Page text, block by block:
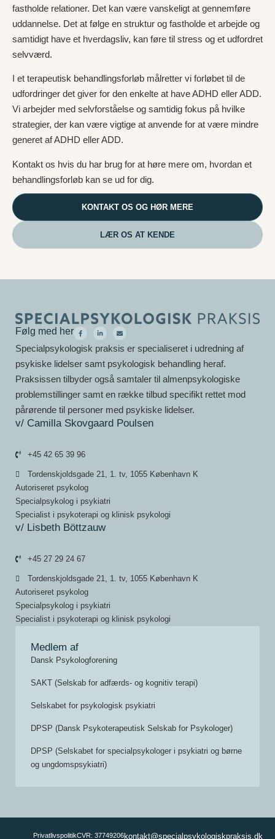
fastholde relationer. Det kan være vanskeligt at gennemføre
uddannelse. Det at følge en struktur og fastholde et arbejde og
samtidigt have et hverdagsliv, kan føre til stress og et udfordret
selvværd.
I et terapeutisk behandlingsforløb målretter vi forløbet til de
udfordringer det giver for den enkelte at have ADHD eller ADD.
Vi arbejder med selvforståelse og samtidig fokus på hvilke
strategier, der kan være vigtige at anvende for at være mindre
generet af ADHD eller ADD.
Kontakt os hvis du har brug for at høre mere om, hvordan et
behandlingsforløb kan se ud for dig.
KONTAKT OS OG HØR MERE
LÆR OS AT KENDE
Følg med her
Medlem af
Dansk Psykologforening
SAKT (Selskab for adfærds- og kognitiv terapi)
Selskabet for psykologisk psykiatri
DPSP (Dansk Psykoterapeutisk Selskab for Psykologer)
DPSP (Selskabet for specialpsykologer i psykiatri og børne
og ungdomspsykiatri)
Specialpsykologisk praksis er specialiseret i udredning af
psykiske lidelser samt psykologisk behandling heraf.
Praksissen tilbyder også samtaler til almenpsykologiske
problemstillinger samt en række tilbud specifikt rettet mod
pårørende til personer med psykiske lidelser.
v/ Camilla Skovgaard Poulsen
+45 42 65 39 96
Tordenskjoldsgade 21, 1. tv, 1055 København K
Autoriseret psykolog
Specialpsykolog i psykiatri
Specialist i psykoterapi og klinisk psykologi
v/ Lisbeth Böttzauw
+45 27 29 24 67
Tordenskjoldsgade 21, 1. tv, 1055 København K
Autoriseret psykolog
Specialpsykolog i psykiatri
Specialist i psykoterapi og klinisk psykologi
kontakt@specialpsykologiskpraksis.dk
CVR: 37749206
Privatlivspolitik